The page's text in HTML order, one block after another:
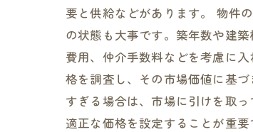
要と供給などがあります。 物件
の状態も大事です。築年数や建
費用、仲介手数料などを考慮に
格を調査し、その市場価値に基
すぎる場合は、市場に引けを取
適正な価格を設定することが重